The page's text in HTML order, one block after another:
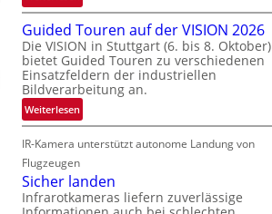
c
h
n
i
k
s
c
h
e
n
4
K
-
M
e
m
s
z
t
e
M
ö
g
l
h
k
R
ü
c
k
k
e
h
d
e
r
i
Guided Touren auf der VISION 2026
Die VISION in Stuttgart (6. bis 8. Oktober)
bietet Guided Touren zu verschiedenen
Einsatzfeldern der industriellen
Bildverarbeitung an.
Weiterlesen:
G
u
i
d
e
IR-Kamera unterstützt autonome Landung von
Flugzeugen
Sicher landen
Infrarotkameras liefern zuverlässige